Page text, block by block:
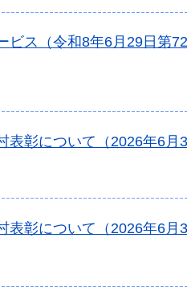
ビス（令和8年6月29日第
表彰について（2026年6月
表彰について（2026年6月